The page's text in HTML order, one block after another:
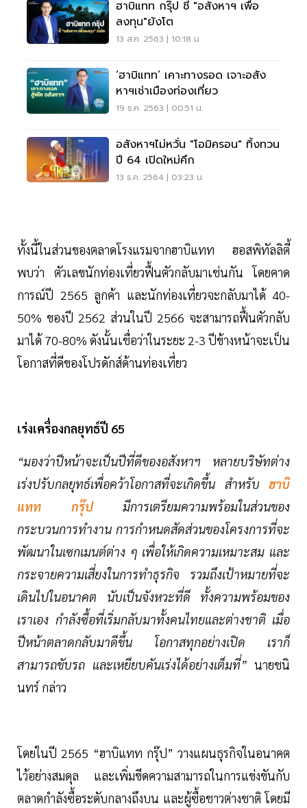
ฮาบิแทท กรุ๊ป ชี้ "อสังหาฯ เพื่อ
ลงทุน"ยังโต
13 ส.ค. 2563 | 10:18 น.
‘ฮาบิแทท’ เคาะทางรอด เจาะอสัง
หาฯเช่าเมืองท่องเที่ยว
19 ธ.ค. 2563 | 00:51 น.
อสังหาฯไม่หวั่น "โอมิครอน" ทิ้งทวน
ปี 64 เปิดใหม่คึก
13 ธ.ค. 2564 | 03:23 น.
ทั้งนี้ในส่วนของตลาดโรงแรมจากฮาบิแทท ฮอสพิทัลลิตี้
พบว่า ตัวเลขนักท่องเที่ยวฟื้นตัวกลับมาเช่นกัน โดยคาด
การณ์ปี 2565 ลูกค้า และนักท่องเที่ยวจะกลับมาได้ 40-
50% ของปี 2562 ส่วนในปี 2566 จะสามารถฟื้นตัวกลับ
มาได้ 70-80% ดังนั้นเชื่อว่าในระยะ 2-3 ปีข้างหน้าจะเป็น
โอกาสที่ดีของโปรดักส์ด้านท่องเที่ยว
เร่งเครื่องกลยุทธ์ปี 65
“มองว่าปีหน้าจะเป็นปีที่ดีของอสังหาฯ หลายบริษัทต่าง
เร่งปรับกลยุทธ์เพื่อคว้าโอกาสที่จะเกิดขึ้น สำหรับฮาบิ
แทท กรุ๊ป มีการเตรียมความพร้อมในส่วนของ
กระบวนการทำงาน การกำหนดสัดส่วนของโครงการที่จะ
พัฒนาในเซกเมนต์ต่าง ๆ เพื่อให้เกิดความเหมาะสม และ
กระจายความเสี่ยงในการทำธุรกิจ รวมถึงเป้าหมายที่จะ
เดินไปในอนาคต นับเป็นจังหวะที่ดี ทั้งความพร้อมของ
เราเอง กำลังซื้อที่เริ่มกลับมาทั้งคนไทยและต่างชาติ เมื่อ
ปีหน้าตลาดกลับมาดีขึ้น โอกาสทุกอย่างเปิด เราก็
สามารถขับรถ และเหยียบคันเร่งได้อย่างเต็มที่” นายชนิ
นทร์ กล่าว
โดยในปี 2565 “ฮาบิแทท กรุ๊ป” วางแผนธุรกิจในอนาคต
ไว้อย่างสมดุล และเพิ่มขีดความสามารถในการแข่งขันกับ
ตลาดกำลังซื้อระดับกลางถึงบน และผู้ซื้อชาวต่างชาติ โดยมี